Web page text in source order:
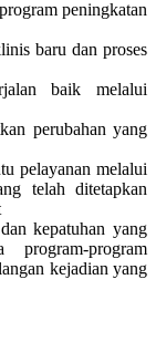
peningkatan
baru dan proses
baik melalui
perubahan yang
pelayanan melalui
telah ditetapkan
kepatuhan yang
program-program
kejadian yang